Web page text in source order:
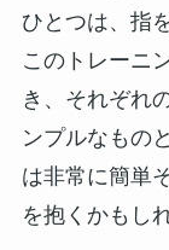
ひとつは、指
このトレーニ
き、それぞれ
ンプルなもの
は非常に簡単
を抱くかもし